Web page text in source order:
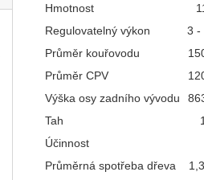
Hmotnost
Regulovatelný výkon
3 -
Průměr kouřovodu
Průměr CPV
Výška osy zadního vývodu
Tah
Účinnost
Průměrná spotřeba dřeva